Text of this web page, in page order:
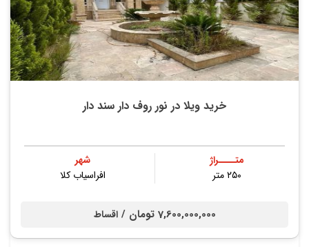
خرید ویلا در نور روف دار سند دار
متــــراژ
۲۵۰ متر
شهر
افراسیاب کلا
7,600,000,000 تومان / اقساط